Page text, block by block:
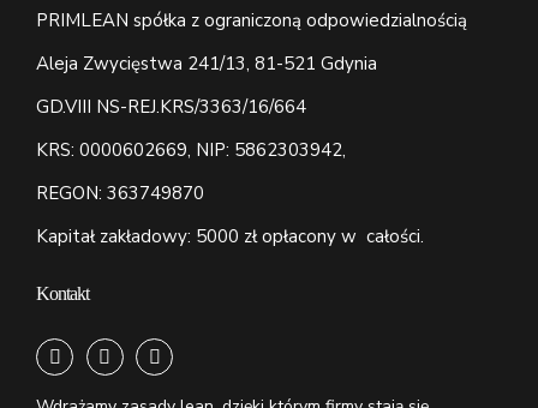
PRIMLEAN spółka z ograniczoną odpowiedzialnością
Aleja Zwycięstwa 241/13, 81-521 Gdynia
GD.VIII NS-REJ.KRS/3363/16/664
KRS: 0000602669, NIP: 5862303942,
REGON: 363749870
Kapitał zakładowy: 5000 zł opłacony w całości.
Kontakt